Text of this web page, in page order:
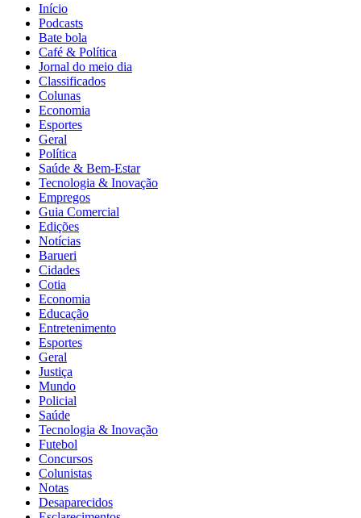
Início
Podcasts
Bate bola
Café & Política
Jornal do meio dia
Classificados
Colunas
Economia
Esportes
Geral
Política
Saúde & Bem-Estar
Tecnologia & Inovação
Empregos
Guia Comercial
Edições
Notícias
Barueri
Cidades
Cotia
Economia
Educação
Entretenimento
Esportes
Geral
Justiça
Mundo
Policial
Saúde
Tecnologia & Inovação
Futebol
Concursos
Colunistas
Notas
Desaparecidos